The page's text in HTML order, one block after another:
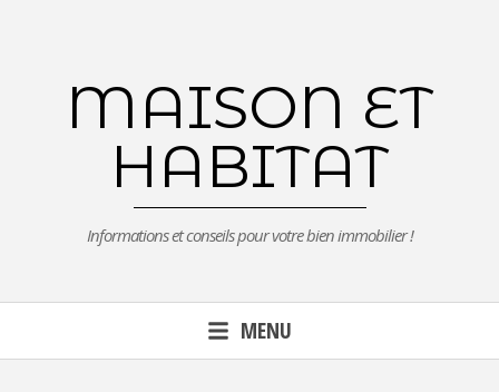
MAISON ET
HABITAT
Informations et conseils pour votre bien immobilier !
MENU